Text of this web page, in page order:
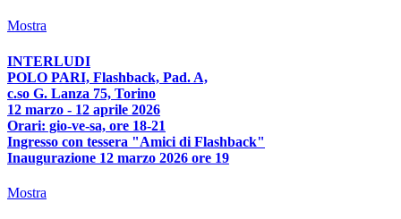
Mostra
INTERLUDI
POLO PARI, Flashback, Pad. A,
c.so G. Lanza 75, Torino
12 marzo - 12 aprile 2026
Orari: gio-ve-sa, ore 18-21
Ingresso con tessera "Amici di Flashback"
Inaugurazione 12 marzo 2026 ore 19
Mostra